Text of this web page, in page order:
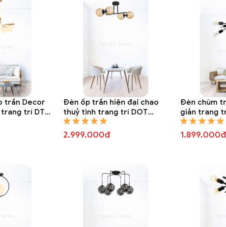
trần Decor
trí DTT
Đèn ốp trần hiện đại chao
thuỷ tinh trang trí DOT
8106A
2.999.000đ
Đèn chùm
giản trang
1.899.000đ